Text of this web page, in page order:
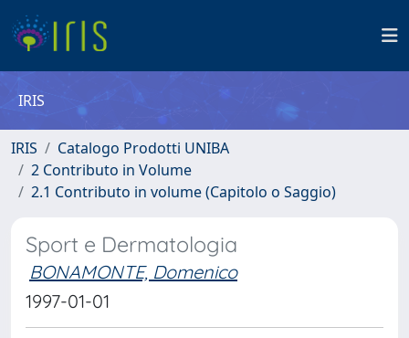
IRIS
IRIS
Catalogo Prodotti UNIBA
2 Contributo in Volume
2.1 Contributo in volume (Capitolo o Saggio)
Sport e Dermatologia
BONAMONTE, Domenico
1997-01-01